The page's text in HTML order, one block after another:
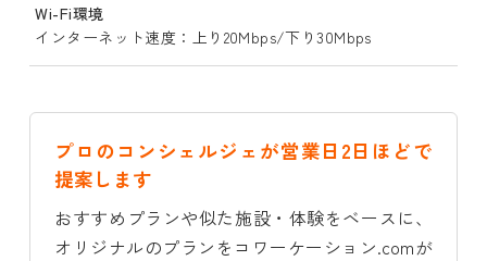
Wi-Fi環境
インターネット速度：上り20Mbps/下り30Mbps
プロのコンシェルジェが営業日2日ほどで
提案します
おすすめプランや似た施設・体験をベースに、
オリジナルのプランをコワーケーション.comが